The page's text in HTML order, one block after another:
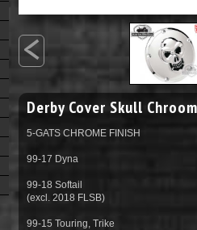
<
Derby Cover Skull Chroom
5-GATS CHROME FINISH
99-17 Dyna
99-18 Softail
(excl. 2018 FLSB)
99-15 Touring, Trike